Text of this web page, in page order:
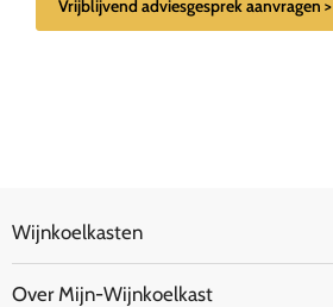
Vrijblijvend adviesgesprek aanvragen >
Wijnkoelkasten
Over Mijn-Wijnkoelkast